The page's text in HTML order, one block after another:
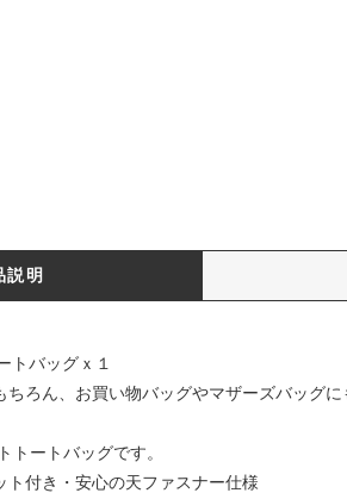
説明
バッグｘ１
ちろん、お買い物バッグやマザーズバッグに
トートバッグです。
ト付き・安心の天ファスナー仕様